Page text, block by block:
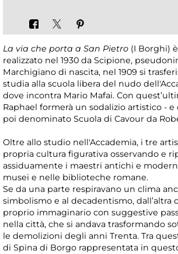
La via che porta a San Pietro (I Borghi)
realizzato nel 1930 da Scipione,
Marchigiano di nascita, nel 1909 si
studia alla scuola libera del nudo
dove incontra Mario Mafai. Con
Raphael formerà un sodalizio artistico - e
poi denominato Scuola di Cavour da
Oltre allo studio nell'Accademia, i tre
propria cultura figurativa osservando e
assiduamente i maestri antichi e
musei e nelle biblioteche romane.
Se da una parte respiravano un clima
simbolismo e al decadentismo, dall’altra
proprio immaginario con suggestive
nella città, che si andava trasformando
le demolizioni degli anni Trenta. Tra
di Spina di Borgo rappresentata in